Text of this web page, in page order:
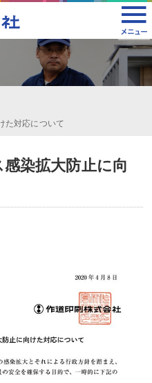
た対応について
染拡大防止に向